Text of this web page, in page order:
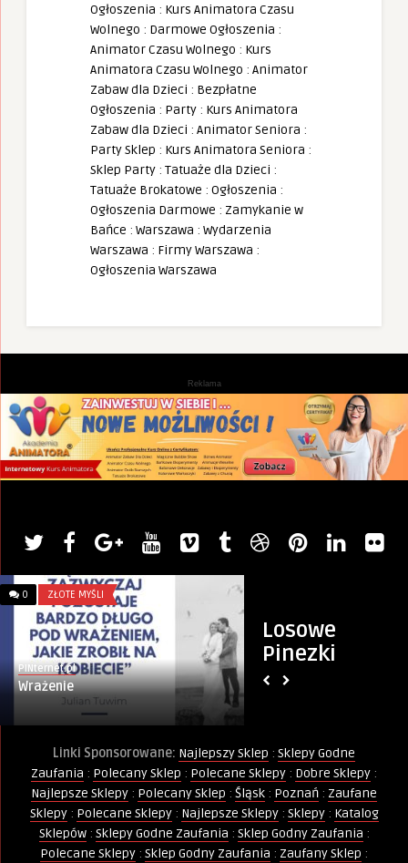
Ogłoszenia : Kurs Animatora Czasu
Wolnego : Darmowe Ogłoszenia :
Animator Czasu Wolnego : Kurs
Animatora Czasu Wolnego : Animator
Zabaw dla Dzieci : Bezpłatne
Ogłoszenia : Party : Kurs Animatora
Zabaw dla Dzieci : Animator Seniora :
Party Sklep : Kurs Animatora Seniora :
Sklep Party : Tatuaże dla Dzieci :
Tatuaże Brokatowe : Ogłoszenia :
Ogłoszenia Darmowe : Zamykanie w
Bańce : Warszawa : Wydarzenia
Warszawa : Firmy Warszawa :
Ogłoszenia Warszawa
Reklama
Losowe
Pinezki
0 GDYNIA
Monika
Jak Gdynia uczci 82. rocznicę wybuchu
powstania warszawskiego? Pr ...
Linki Sponsorowane: Najlepszy Sklep : Sklepy Godne
Zaufania : Polecany Sklep : Polecane Sklepy : Dobre Sklepy :
Najlepsze Sklepy : Polecany Sklep : Śląsk : Poznań : Zaufane
Sklepy: Polecane Sklepy: Najlepsze Sklepy: Sklepy: Katalog
Sklepów: Sklepy Godne Zaufania : Sklep Godny Zaufania :
Polecane Sklepy : Sklep Godny Zaufania : Zaufany Sklep :